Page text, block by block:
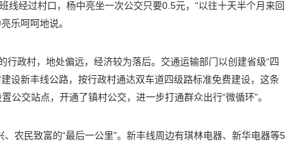
线经过村口，杨中亮坐一次公交只要0.5元，“以往十天半个月来回
乐呵呵地说。
行政村，地处偏远，经济较为落后。交通运输部门以创建省级“四
设新丰线公路，按行政村通达双车道四级路标准免费建设，这条
公交站点，开通了镇村公交，进一步打通群众出行“微循环”。
、农民致富的“最后一公里”。新丰线周边有琪林电器、新华电器等5